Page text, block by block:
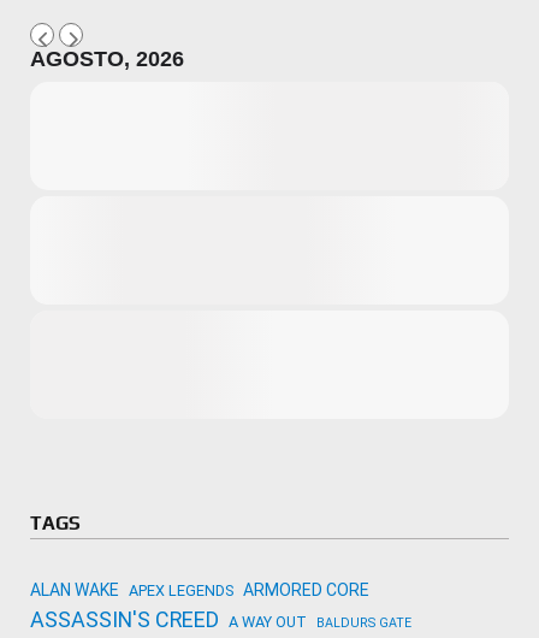
AGOSTO, 2026
TAGS
ALAN WAKE APEX LEGENDS ARMORED CORE
ASSASSIN'S CREED A WAY OUT BALDURS GATE